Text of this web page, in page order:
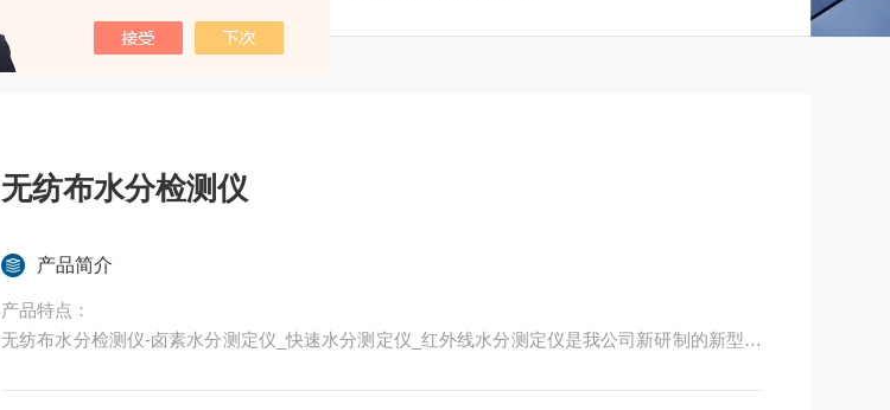
无纺布水分检测仪
产品简介
产品特点：
无纺布水分检测仪-卤素水分测定仪_快速水分测定仪_红外线水分测定仪是我公司新研制的新型快